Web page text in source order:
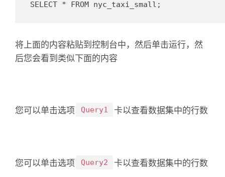
SELECT * FROM nyc_taxi_small;
将上面的内容粘贴到控制台中，然后单击运行，然
后您会看到类似下面的内容
您可以单击选项 Query1 卡以查看数据集中的行数
您可以单击选项 Query2 卡以查看数据集中的行数